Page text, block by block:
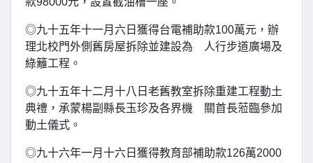
◎九十五年十一月六日獲得台電補助款100萬元，辦
理北校門外側舊房屋拆除並建設為 人行步道廣場及
綠籬工程。
◎九十五年十二月十八日老舊教室拆除重建工程動土
典禮，承蒙楊副縣長玉珍及各界機 關首長蒞臨參加
動土儀式。
◎九十六年一月十六日獲得教育部補助款126萬2000